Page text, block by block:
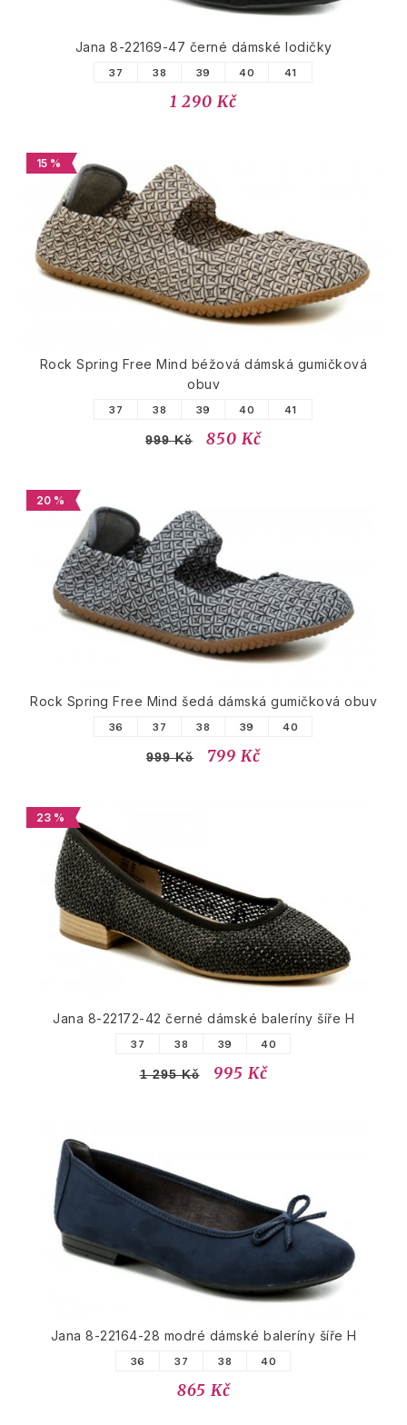
Jana 8-22169-47 černé dámské lodičky
37 38 39 40 41
1 290 Kč
15 %
Rock Spring Free Mind béžová dámská gumičková
obuv
37 38 39 40 41
999 Kč 850 Kč
20 %
Rock Spring Free Mind šedá dámská gumičková obuv
36 37 38 39 40
999 Kč 799 Kč
23 %
Jana 8-22172-42 černé dámské baleríny šíře H
37 38 39 40
1 295 Kč 995 Kč
Jana 8-22164-28 modré dámské baleríny šíře H
36 37 38 40
865 Kč